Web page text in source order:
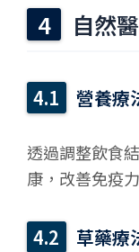
自然
營養療
透過調整飲食
康，改善免疫
草藥療